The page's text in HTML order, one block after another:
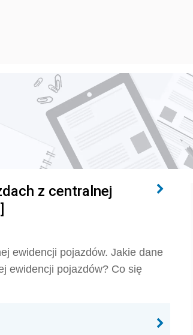
z centralnej
ewidencji pojazdów. Jakie dane
ewidencji pojazdów? Co się